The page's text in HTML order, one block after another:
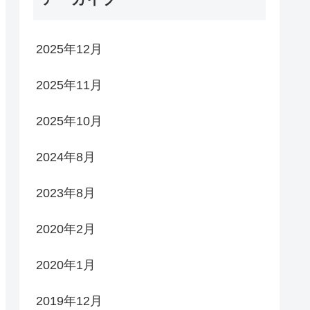
2025年12月
2025年11月
2025年10月
2024年8月
2023年8月
2020年2月
2020年1月
2019年12月